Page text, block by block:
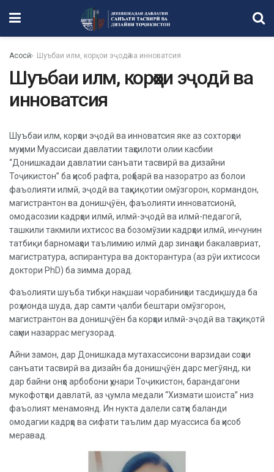
Асосӣ Шуъбаи илм, корҳои эҷодӣ ва инноватсия
Шуъбаи илм, корҳои эҷодӣ ва
инноватсия
Шуъбаи илм, корҳои эҷодӣ ва инноватсия яке аз сохторҳои
муҳими Муассисаи давлатии таҳсилоти олии касбии
“Донишкадаи давлатии санъати тасвирӣ ва дизайни
Тоҷикистон” ба ҳисоб рафта, роҳбарӣ ва назоратро аз болои
фаъолияти илмӣ, эҷодӣ ва таҳқиқотии омӯзгорон, кормандон,
магистрантон ва донишҷӯён, фаъолияти инноватсионӣ,
омодасозии кадрҳои илмӣ, илмӣ-эҷодӣ ва илмӣ-педагогӣ,
ташкили такмили ихтисос ва бозомӯзии кадрҳои илмӣ, инчунин
татбиқи барномаҳои таълимию илмӣ дар зинаҳои бакалавриат,
магистратура, аспирантура ва докторантура (аз рӯи ихтисоси
доктори PhD) ба зимма дорад.
Фаъолияти шуъба тибқи нақшаи чорабиниҳои тасдиқшуда ба
роҳ монда шуда, дар самти ҷалби бештари омӯзгорон,
магистрантон ва донишҷӯён ба корҳои илмӣ-эҷодӣ ва таҳқиқотӣ
саҳми назаррас мегузорад.
Айни замон, дар Донишкада мутахассисони варзидаи соҳаи
санъати тасвирӣ ва дизайн ба донишҷӯён дарс мегӯянд, ки
дар байни онҳо арбобони ҳунари Тоҷикистон, барандагони
мукофотҳои давлатӣ, аз ҷумла медали “Хизмати шоиста” низ
фаъолият менамоянд. Ин нукта далели сатҳи баланди
омодагии кадрҳо ва сифати таълим дар муассиса ба ҳисоб
меравад.